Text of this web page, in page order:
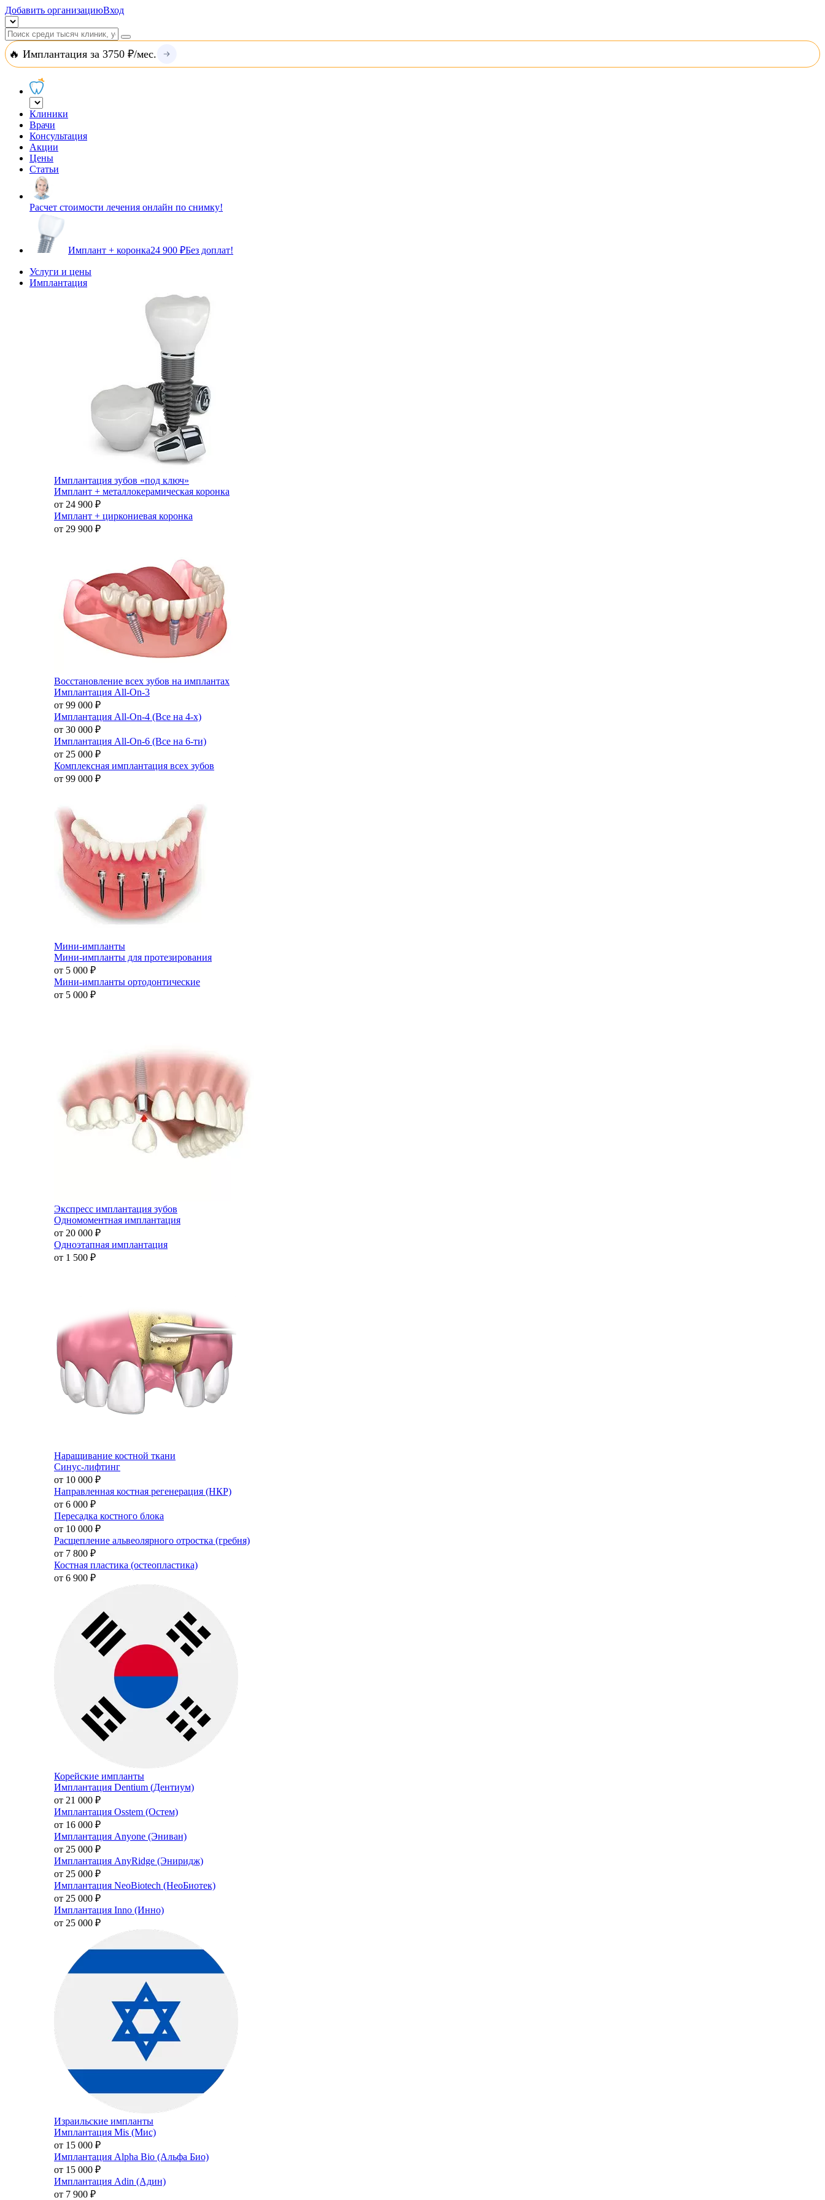
Добавить организациюВход
🔥 Имплантация за 3750 ₽/мес.
Клиники
Врачи
Консультация
Акции
Цены
Статьи
Расчет стоимости лечения онлайн по снимку!
Имплант + коронка24 900 ₽Без доплат!
Услуги и цены
Имплантация
Имплантация зубов «под ключ»
Имплант + металлокерамическая коронка
от 24 900 ₽
Имплант + циркониевая коронка
от 29 900 ₽
Восстановление всех зубов на имплантах
Имплантация All-On-3
от 99 000 ₽
Имплантация All-On-4 (Все на 4-х)
от 30 000 ₽
Имплантация All-On-6 (Все на 6-ти)
от 25 000 ₽
Комплексная имплантация всех зубов
от 99 000 ₽
Мини-импланты
Мини-импланты для протезирования
от 5 000 ₽
Мини-импланты ортодонтические
от 5 000 ₽
Экспресс имплантация зубов
Одномоментная имплантация
от 20 000 ₽
Одноэтапная имплантация
от 1 500 ₽
Наращивание костной ткани
Синус-лифтинг
от 10 000 ₽
Направленная костная регенерация (НКР)
от 6 000 ₽
Пересадка костного блока
от 10 000 ₽
Расщепление альвеолярного отростка (гребня)
от 7 800 ₽
Костная пластика (остеопластика)
от 6 900 ₽
Корейские импланты
Имплантация Dentium (Дентиум)
от 21 000 ₽
Имплантация Osstem (Остем)
от 16 000 ₽
Имплантация Anyone (Эниван)
от 25 000 ₽
Имплантация AnyRidge (Эниридж)
от 25 000 ₽
Имплантация NeoBiotech (НеоБиотек)
от 25 000 ₽
Имплантация Inno (Инно)
от 25 000 ₽
Израильские импланты
Имплантация Mis (Мис)
от 15 000 ₽
Имплантация Alpha Bio (Альфа Био)
от 15 000 ₽
Имплантация Adin (Адин)
от 7 900 ₽